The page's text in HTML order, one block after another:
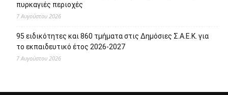
πυρκαγιές περιοχές
7 Αυγούστου 2026
95 ειδικότητες και 860 τμήματα στις Δημόσιες Σ.Α.Ε.Κ. για
το εκπαιδευτικό έτος 2026-2027
7 Αυγούστου 2026